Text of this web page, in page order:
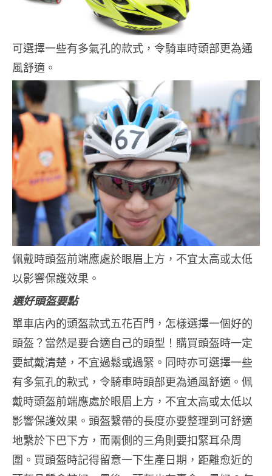
可選擇一些有多氣孔的款式，令騎車時頭部更為通
風舒適。
佩戴時頭盔前端應處於眼眉上方，不宜太高或太低
以影響保護效果。
選好頭盔要點
單車店內的頭盔款式五花百門，怎樣選擇一個好的
頭盔？當然是要合適自己的頭型！購買頭盔時一定
要試戴清楚，不宜過鬆或過緊。同時亦可選擇一些
有多氣孔的款式，令騎車時頭部更為通風舒適。佩
戴時頭盔前端應處於眼眉上方，不宜太高或太低以
影響保護效果。 頭盔繫帶的長度亦要整理到可舒適
地繫於下巴下方，而兩側的三角則要扣緊耳朵周
圍。買頭盔時記得留意一下生產日期，距離愈近的